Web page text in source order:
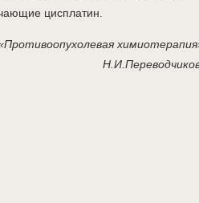
цисплатин.